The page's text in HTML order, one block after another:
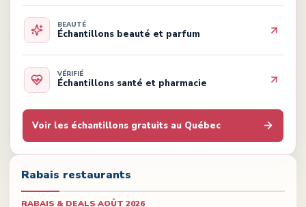
BEAUTÉ
Échantillons beauté et parfum
VÉRIFIÉ
Échantillons santé et pharmacie
Voir les échantillons gratuits au Québec
Rabais restaurants
RABAIS & DEALS AOÛT 2026